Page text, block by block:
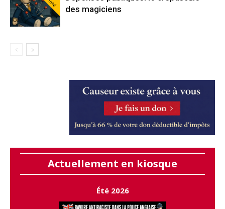
des magiciens
Actuellement en kiosque
Été 2026